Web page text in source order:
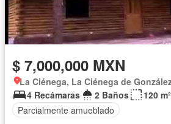
$ 7,000,000 MXN
La Ciénega, La Ciénega de
4 Recámaras
2 Baños
120 m²
Parcialmente amueblado